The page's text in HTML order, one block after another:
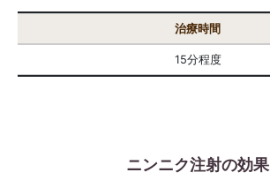
治療時間
15分程度
ニンニク注射の効果